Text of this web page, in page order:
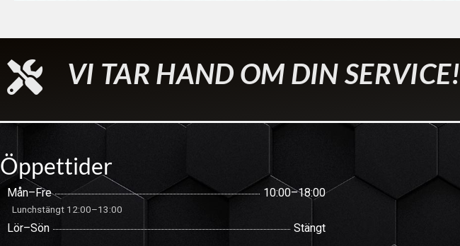
VI TAR HAND OM DIN SERVICE!
Öppettider
Mån–Fre 10:00–18:00
Lunchstängt 12:00–13:00
Lör–Sön Stängt